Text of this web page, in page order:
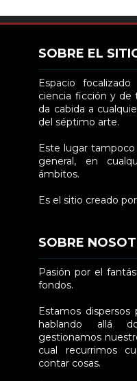
SOBRE EL
Espacio
ciencia ficción y de
da cabida a
del séptimo arte.
Este lugar
general, en
ámbitos.
Es el sitio creado
SOBRE
Pasión por el
fondos.
Estamos
hablando allá
gestionamos
cual recurrimos
contar cosas.